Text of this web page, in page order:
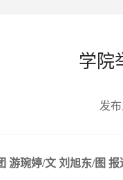
学院
发
游琬婷/文 刘旭东/图 报